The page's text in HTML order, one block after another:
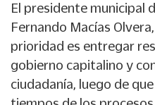
El presidente municipal
Fernando Macías
prioridad es entregar
gobierno capitalino y
ciudadanía, luego de